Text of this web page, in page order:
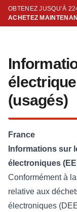
OBTENEZ JUSQU’À
ACHETEZ
(usagés)
France
Informations sur
électroniques
Conformément à
relative aux
électroniques